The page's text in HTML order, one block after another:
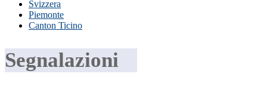
Svizzera
Piemonte
Canton Ticino
Segnalazioni